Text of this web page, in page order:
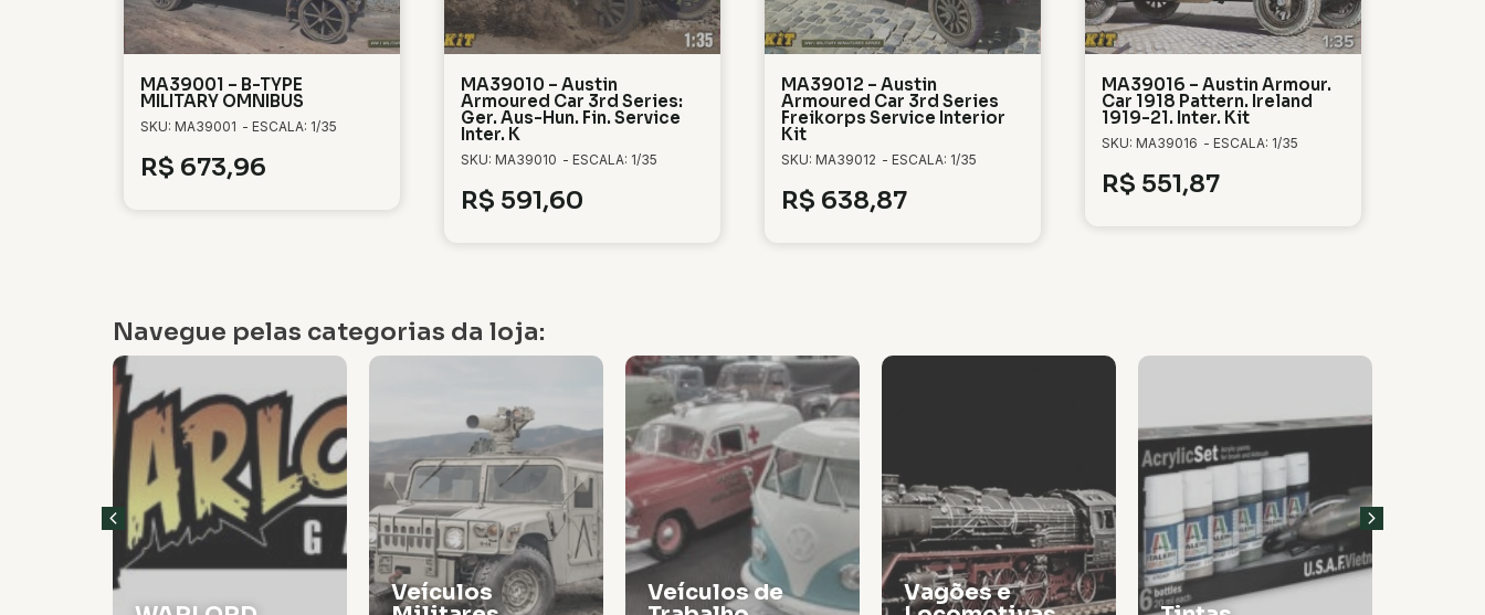
MA39001 – B-TYPE
MILITARY OMNIBUS
SKU: MA39001 - ESCALA: 1/35
R$ 673,96
MA39010 – Austin
Armoured Car 3rd Series:
Ger. Aus-Hun. Fin. Service
Inter. K
SKU: MA39010 - ESCALA: 1/35
R$ 591,60
MA39012 – Austin
Armoured Car 3rd Series
Freikorps Service Interior
Kit
SKU: MA39012 - ESCALA: 1/35
R$ 638,87
MA39016 – Austin Armour.
Car 1918 Pattern. Ireland
1919-21. Inter. Kit
SKU: MA39016 - ESCALA: 1/35
R$ 551,87
Navegue pelas categorias da loja:
Veículos
Veículos de
Vagões e